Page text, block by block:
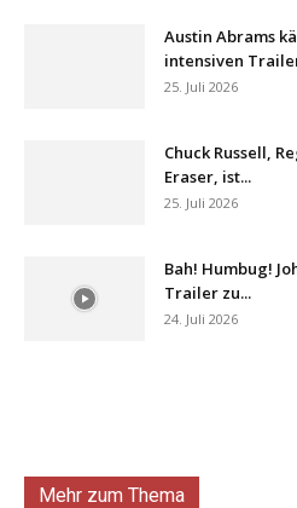
Austin Abrams
intensiven
25. Juli 2026
Chuck Russell,
Eraser, ist...
25. Juli 2026
Bah! Humbug!
Trailer zu...
24. Juli 2026
Mehr zum Thema